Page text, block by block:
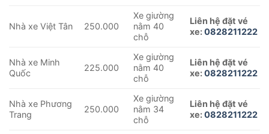
Nhà xe Việt Tân 250.000
Xe giường
nằm 40
chỗ
Liên hệ đặt vé
xe:0828211222
Nhà xe Minh
Quốc
225.000
Xe giường
nằm 40
chỗ
Liên hệ đặt vé
xe:0828211222
Nhà xe Phương
Trang
250.000
Xe giường
nằm 34
chỗ
Liên hệ đặt vé
xe:0828211222